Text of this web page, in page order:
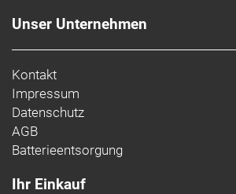
Unser Unternehmen
Kontakt
Impressum
Datenschutz
AGB
Batterieentsorgung
Ihr Einkauf